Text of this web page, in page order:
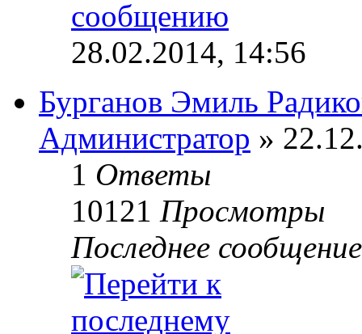
28.02.2014, 14:56
Бурганов Эмиль
Администратор »
1 Ответы
10121 Просмотры
Последнее